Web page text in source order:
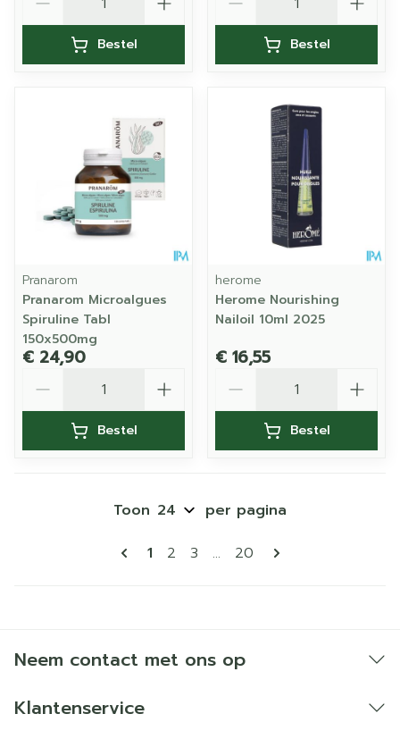
Bestel Bestel
Pranarom
Pranarom Microalgues
Spiruline Tabl
150x500mg
€ 24,90
Bestel
herome
Herome Nourishing
Nailoil 10ml 2025
€ 16,55
Bestel
Pagina's
U lees momenteel pagina
1 Pagina
2 Pagina
3 ... Pagina
20
Toon per pagina
Neem contact met ons op
Klantenservice